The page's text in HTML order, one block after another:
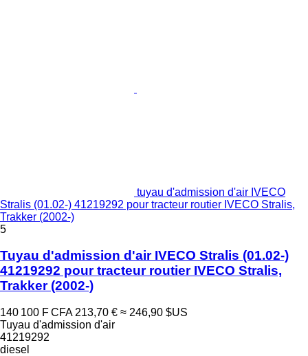
tuyau d'admission d'air IVECO
Stralis (01.02-) 41219292 pour tracteur routier IVECO Stralis,
Trakker (2002-)
5
Tuyau d'admission d'air IVECO Stralis (01.02-)
41219292 pour tracteur routier IVECO Stralis,
Trakker (2002-)
140 100 F CFA 213,70 € ≈ 246,90 $US
Tuyau d'admission d'air
41219292
diesel